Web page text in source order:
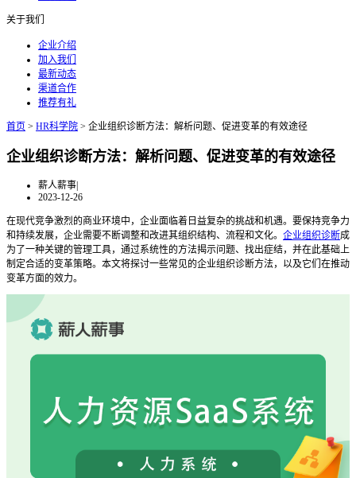
关于我们
企业介绍
加入我们
最新动态
渠道合作
推荐有礼
首页 > HR科学院 > 企业组织诊断方法：解析问题、促进变革的有效途径
企业组织诊断方法：解析问题、促进变革的有效途径
薪人薪事|
2023-12-26
在现代竞争激烈的商业环境中，企业面临着日益复杂的挑战和机遇。要保持竞争力
和持续发展，企业需要不断调整和改进其组织结构、流程和文化。 企业组织诊断成
为了一种关键的管理工具，通过系统性的方法揭示问题、找出症结，并在此基础上
制定合适的变革策略。本文将探讨一些常见的企业组织诊断方法，以及它们在推动
变革方面的效力。